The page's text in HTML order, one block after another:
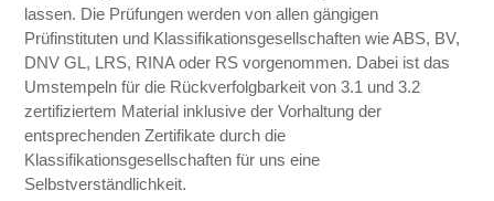
lassen. Die Prüfungen werden von allen gängigen
Prüfinstituten und Klassifikationsgesellschaften wie ABS, BV,
DNV GL, LRS, RINA oder RS vorgenommen. Dabei ist das
Umstempeln für die Rückverfolgbarkeit von 3.1 und 3.2
zertifiziertem Material inklusive der Vorhaltung der
entsprechenden Zertifikate durch die
Klassifikationsgesellschaften für uns eine
Selbstverständlichkeit.